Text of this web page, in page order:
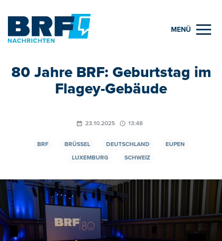
MENÜ
80 Jahre BRF: Geburtstag im
Flagey-Gebäude
23.10.2025 13:48
BRF BRÜSSEL DEUTSCHLAND
EUPEN
LUXEMBURG
SCHWEIZ